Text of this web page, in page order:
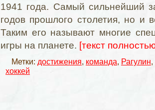
1941 года. Самый сильнейший
годов прошлого столетия, но и
Таким его называют многие
игры на планете. [текст
Метки: достижения, команда, Рагулин,
хоккей